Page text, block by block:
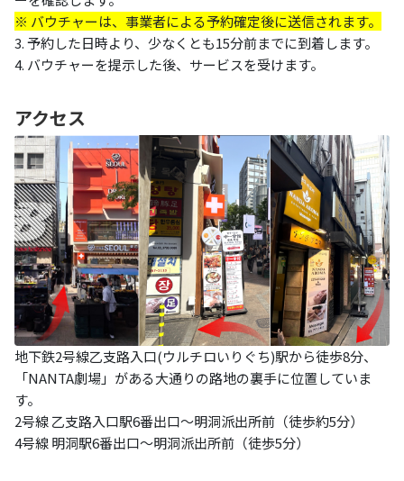
※ バウチャーは、事業者による予約確定後に送信されます。
3. 予約した日時より、少なくとも15分前までに到着します。
4. バウチャーを提示した後、サービスを受けます。
アクセス
地下鉄2号線乙支路入口(ウルチロいりぐち)駅から徒歩8分、
「NANTA劇場」がある大通りの路地の裏手に位置していま
す。
2号線 乙支路入口駅6番出口～明洞派出所前（徒歩約5分）
4号線 明洞駅6番出口～明洞派出所前（徒歩5分）